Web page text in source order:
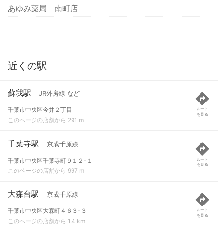
あゆみ薬局 南町店
近くの駅
蘇我駅 JR外房線 など
千葉市中央区今井２丁目
このページの店舗から 291 m
ルート
を見る
千葉寺駅 京成千原線
千葉市中央区千葉寺町９１２-１
このページの店舗から 997 m
ルート
を見る
大森台駅 京成千原線
千葉市中央区大森町４６３-３
このページの店舗から 1.4 km
ルート
を見る